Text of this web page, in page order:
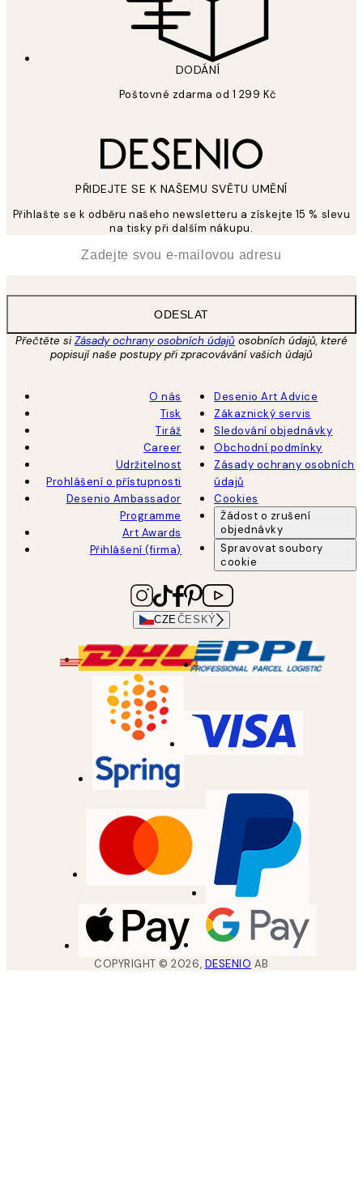
DODÁNÍ
Poštovné zdarma od 1 299 Kč
PŘIDEJTE SE K NAŠEMU SVĚTU UMĚNÍ
Přihlašte se k odběru našeho newsletteru a získejte 15 % slevu
na tisky při dalším nákupu.
ODESLAT
Přečtěte siZásady ochrany osobních údajů osobních údajů, které
popisují naše postupy při zpracovávání vašich údajů
O nás
Tisk
Tiráž
Career
Udržitelnost
Prohlášení o přístupnosti
Desenio Ambassador
Programme
Art Awards
Přihlášení (firma)
Desenio Art Advice
Zákaznický servis
Sledování objednávky
Obchodní podmínky
Zásady ochrany osobních
údajů
Cookies
Žádost o zrušení
objednávky
Spravovat soubory
cookie
CZEČESKÝ
COPYRIGHT ©2026, DESENIO AB